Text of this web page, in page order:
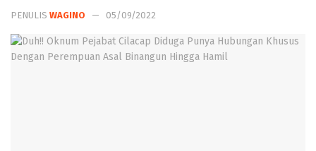
PENULIS WAGINO 05/09/2022